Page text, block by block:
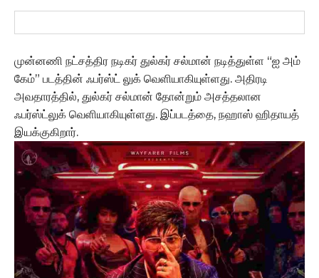
முன்னணி நட்சத்திர நடிகர் துல்கர் சல்மான் நடித்துள்ள “ஐ அம்
கேம்” படத்தின் ஃபர்ஸ்ட் லுக் வெளியாகியுள்ளது. அதிரடி
அவதாரத்தில், துல்கர் சல்மான் தோன்றும் அசத்தலான
ஃபர்ஸ்ட்லுக் வெளியாகியுள்ளது. இப்படத்தை, நஹாஸ் ஹிதாயத்
இயக்குகிறார்.